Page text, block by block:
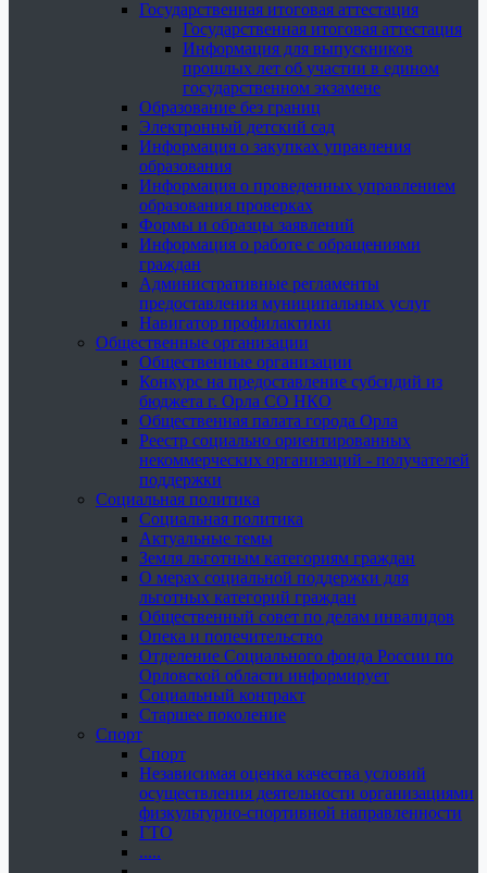
Государственная итоговая аттестация
Государственная итоговая аттестация
Информация для выпускников
прошлых лет об участии в едином
государственном экзамене
Образование без границ
Электронный детский сад
Информация о закупках управления
образования
Информация о проведенных управлением
образования проверках
Формы и образцы заявлений
Информация о работе с обращениями
граждан
Административные регламенты
предоставления муниципальных услуг
Навигатор профилактики
Общественные организации
Общественные организации
Конкурс на предоставление субсидий из
бюджета г. Орла СО НКО
Общественная палата города Орла
Реестр социально ориентированных
некоммерческих организаций - получателей
поддержки
Социальная политика
Социальная политика
Актуальные темы
Земля льготным категориям граждан
О мерах социальной поддержки для
льготных категорий граждан
Общественный совет по делам инвалидов
Опека и попечительство
Отделение Социального фонда России по
Орловской области информирует
Социальный контракт
Старшее поколение
Спорт
Спорт
Независимая оценка качества условий
осуществления деятельности организациями
физкультурно-спортивной направленности
ГТО
.....